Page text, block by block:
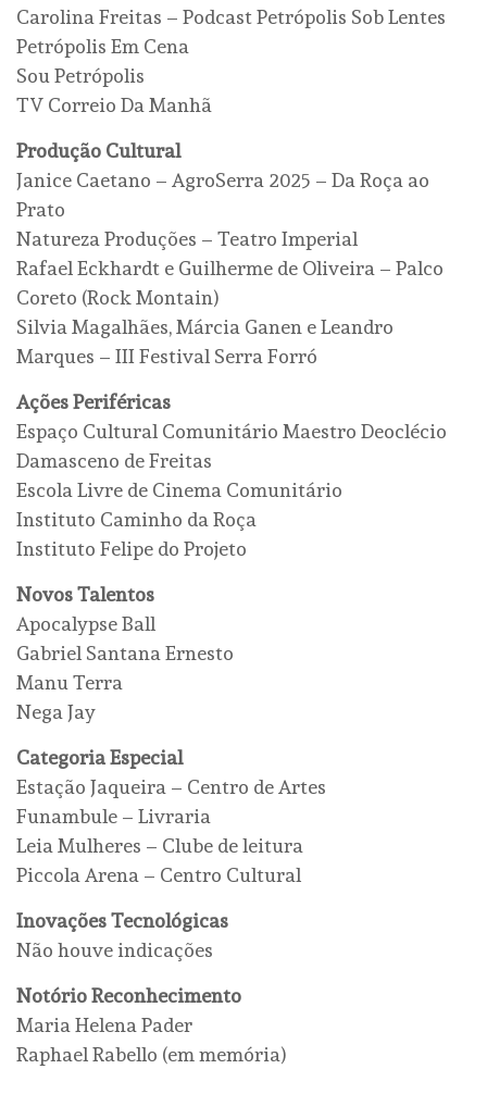
Carolina Freitas – Podcast Petrópolis Sob Lentes
Petrópolis Em Cena
Sou Petrópolis
TV Correio Da Manhã
Produção Cultural
Janice Caetano – AgroSerra 2025 – Da Roça ao
Prato
Natureza Produções – Teatro Imperial
Rafael Eckhardt e Guilherme de Oliveira – Palco
Coreto (Rock Montain)
Silvia Magalhães, Márcia Ganen e Leandro
Marques – III Festival Serra Forró
Ações Periféricas
Espaço Cultural Comunitário Maestro Deoclécio
Damasceno de Freitas
Escola Livre de Cinema Comunitário
Instituto Caminho da Roça
Instituto Felipe do Projeto
Novos Talentos
Apocalypse Ball
Gabriel Santana Ernesto
Manu Terra
Nega Jay
Categoria Especial
Estação Jaqueira – Centro de Artes
Funambule – Livraria
Leia Mulheres – Clube de leitura
Piccola Arena – Centro Cultural
Inovações Tecnológicas
Não houve indicações
Notório Reconhecimento
Maria Helena Pader
Raphael Rabello (em memória)